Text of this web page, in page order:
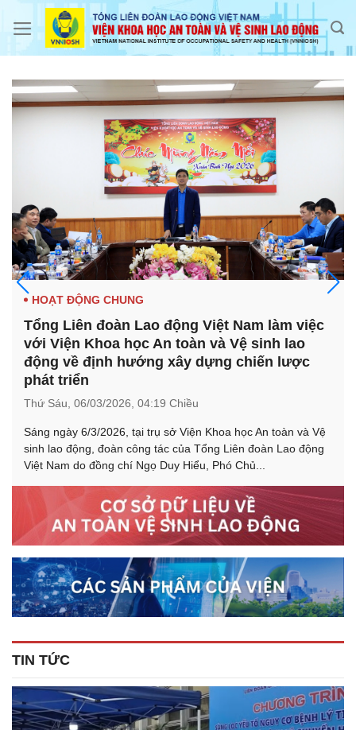
HOẠT ĐỘNG CHUNG
Tổng Liên đoàn Lao động Việt Nam làm việc
với Viện Khoa học An toàn và Vệ sinh lao
động về định hướng xây dựng chiến lược
phát triển
Thứ Sáu, 06/03/2026, 04:19 Chiều
Sáng ngày 6/3/2026, tại trụ sở Viện Khoa học An toàn và Vệ
sinh lao động, đoàn công tác của Tổng Liên đoàn Lao động
Việt Nam do đồng chí Ngọ Duy Hiểu, Phó Chủ...
TIN TỨC